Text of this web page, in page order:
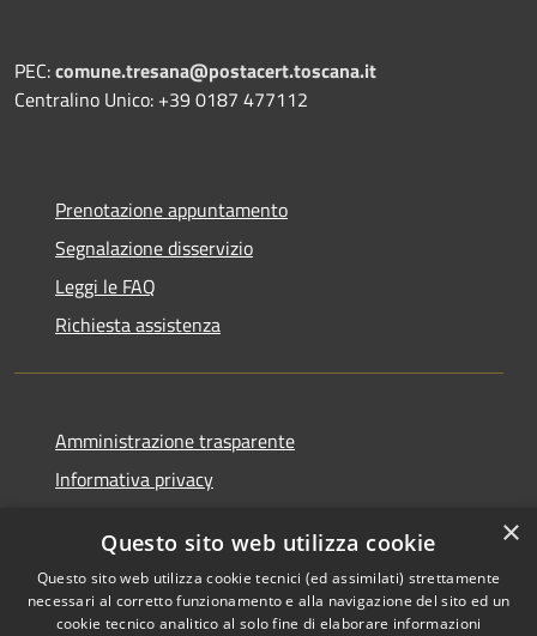
PEC:comune.tresana@postacert.toscana.it
Centralino Unico: +39 0187 477112
Prenotazione appuntamento
Segnalazione disservizio
Leggi le FAQ
Richiesta assistenza
Amministrazione trasparente
Informativa privacy
Dichiarazione di accessibilità
×
Questo sito web utilizza cookie
Questo sito web utilizza cookie tecnici (ed assimilati) strettamente
necessari al corretto funzionamento e alla navigazione del sito ed un
cookie tecnico analitico al solo fine di elaborare informazioni